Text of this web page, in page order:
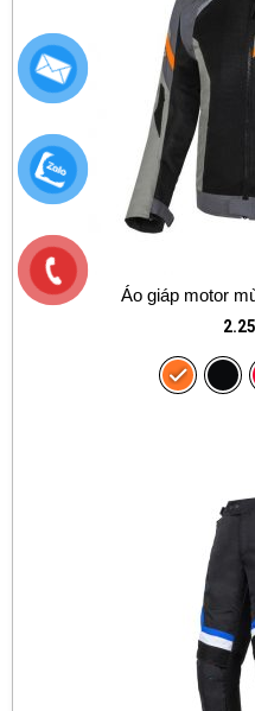
Áo giáp motor